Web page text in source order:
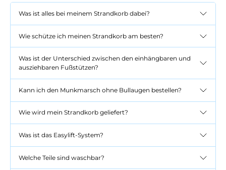
Was ist alles bei meinem Strandkorb dabei?
Wie schütze ich meinen Strandkorb am besten?
Was ist der Unterschied zwischen den einhängbaren und
ausziehbaren Fußstützen?
Kann ich den Munkmarsch ohne Bullaugen bestellen?
Wie wird mein Strandkorb geliefert?
Was ist das Easylift-System?
Welche Teile sind waschbar?